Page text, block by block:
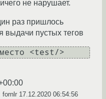
не нарушает.
раз пришлось
выдачи пустых тегов
fornlr 17.12.2020 06:54:56